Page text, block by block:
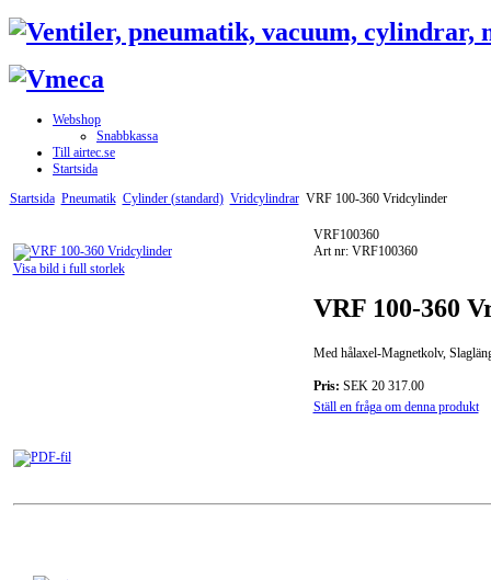
Webshop
Snabbkassa
Till airtec.se
Startsida
Startsida Pneumatik Cylinder (standard) Vridcylindrar VRF 100-360 Vridcylinder
Visa bild i full storlek
VRF100360
Art nr: VRF100360
VRF 100-360
Med hålaxel-Magnetkolv,
Pris: SEK 20 317.00
Ställ en fråga om denna produkt